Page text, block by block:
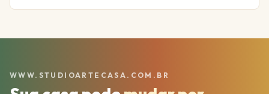
WWW.STUDIOARTECASA.COM.BR